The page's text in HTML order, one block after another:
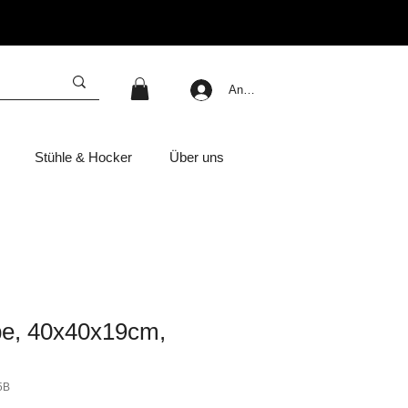
Stühle & Hocker Über uns
Anmelden
40x40x19cm,